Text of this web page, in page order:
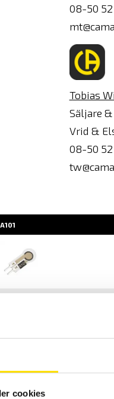
cookies
08-50
Tobias
Säljare
Vrid &
08-50
A101
18 och 44 N